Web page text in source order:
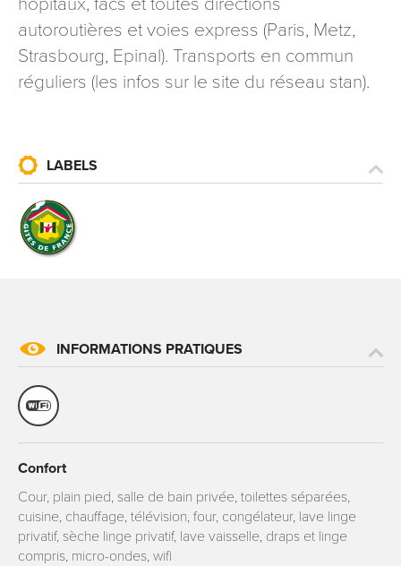
autoroutières et voies express (Paris, Metz,
Strasbourg, Epinal). Transports en commun
réguliers (les infos sur le site du réseau stan).
LABELS
INFORMATIONS PRATIQUES
Confort
Cour, plain pied, salle de bain privée, toilettes séparées,
cuisine, chauffage, télévision, four, congélateur, lave linge
privatif, sèche linge privatif, lave vaisselle, draps et linge
compris, micro-ondes, wifi